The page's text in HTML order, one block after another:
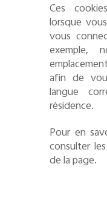
Ces
lorsque
vous
exemple,
afin de
langue
résidence.
Pour en
consulter
de la page.